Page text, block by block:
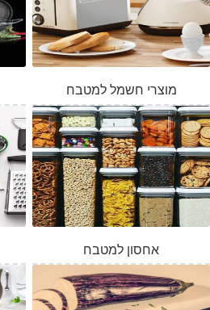
מוצרי חשמל למטבח
אחסון למטבח